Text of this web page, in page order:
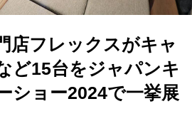
店フレックスがキャ
ど15台をジャパンキ
ショー2024で一挙展